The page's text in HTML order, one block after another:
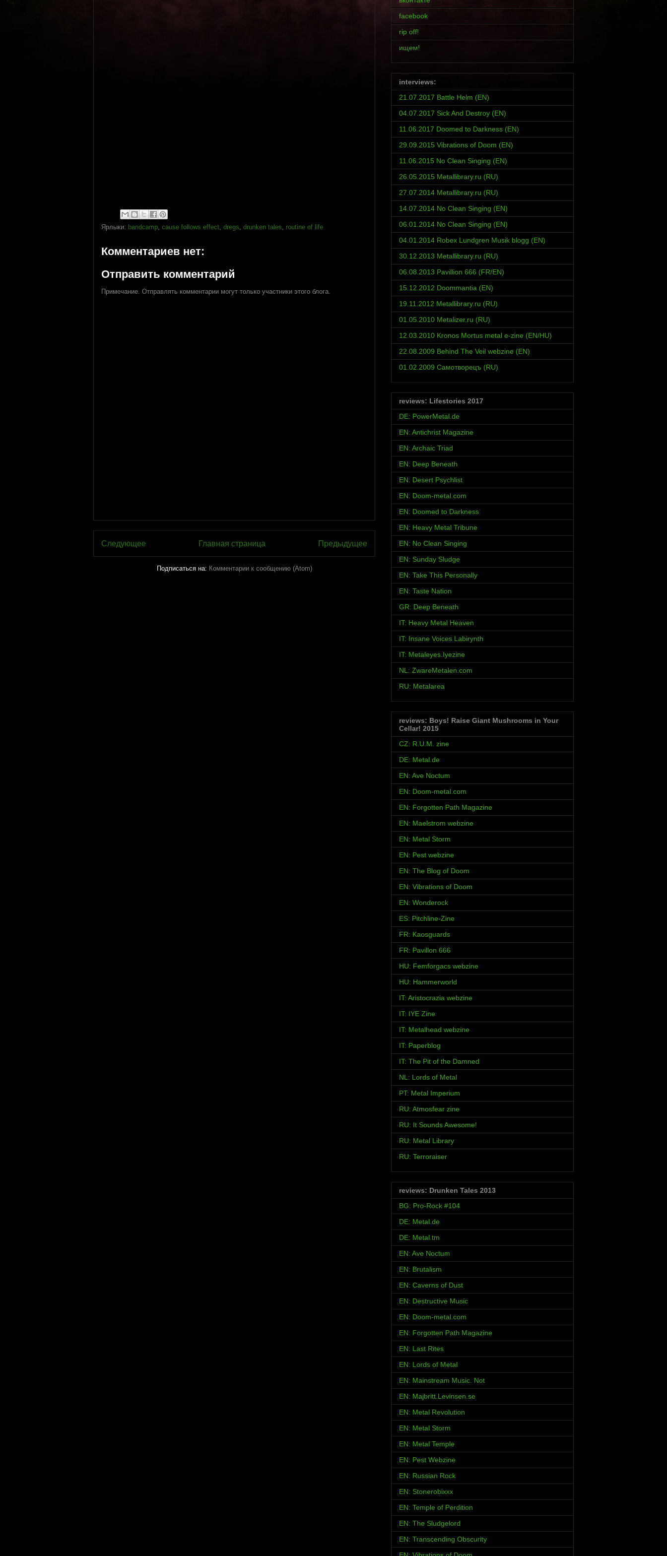
Ярлыки: bandcamp, cause follows effect, dregs, drunken tales, routine of life
Комментариев нет:
Отправить комментарий
Примечание. Отправлять комментарии могут только участники этого блога.
Следующее Предыдущее
Главная страница
Подписаться на: Комментарии к сообщению (Atom)
facebook
rip off!
ищем!
interviews:
21.07.2017 Battle Helm (EN)
04.07.2017 Sick And Destroy (EN)
11.06.2017 Doomed to Darkness (EN)
29.09.2015 Vibrations of Doom (EN)
11.06.2015 No Clean Singing (EN)
26.05.2015 Metallibrary.ru (RU)
27.07.2014 Metallibrary.ru (RU)
14.07.2014 No Clean Singing (EN)
06.01.2014 No Clean Singing (EN)
04.01.2014 Robex Lundgren Musik blogg (EN)
30.12.2013 Metallibrary.ru (RU)
06.08.2013 Pavillion 666 (FR/EN)
15.12.2012 Doommantia (EN)
19.11.2012 Metallibrary.ru (RU)
01.05.2010 Metalizer.ru (RU)
12.03.2010 Kronos Mortus metal e-zine (EN/HU)
22.08.2009 Behind The Veil webzine (EN)
01.02.2009 Самотворецъ (RU)
reviews: Lifestories 2017
DE: PowerMetal.de
EN: Antichrist Magazine
EN: Archaic Triad
EN: Deep Beneath
EN: Desert Psychlist
EN: Doom-metal.com
EN: Doomed to Darkness
EN: Heavy Metal Tribune
EN: No Clean Singing
EN: Sunday Sludge
EN: Take This Personally
EN: Taste Nation
GR: Deep Beneath
IT: Heavy Metal Heaven
IT: Insane Voices Labirynth
IT: Metaleyes.Iyezine
NL: ZwareMetalen.com
RU: Metalarea
reviews: Boys! Raise Giant Mushrooms in Your
Cellar! 2015
CZ: R.U.M. zine
DE: Metal.de
EN: Ave Noctum
EN: Doom-metal.com
EN: Forgotten Path Magazine
EN: Maelstrom webzine
EN: Metal Storm
EN: Pest webzine
EN: The Blog of Doom
EN: Vibrations of Doom
EN: Wonderock
ES: Pitchline-Zine
FR: Kaosguards
FR: Pavillon 666
HU: Femforgacs webzine
HU: Hammerworld
IT: Aristocrazia webzine
IT: IYE Zine
IT: Metalhead webzine
IT: Paperblog
IT: The Pit of the Damned
NL: Lords of Metal
PT: Metal Imperium
RU: Atmosfear zine
RU: It Sounds Awesome!
RU: Metal Library
RU: Terroraiser
reviews: Drunken Tales 2013
BG: Pro-Rock #104
DE: Metal.de
DE: Metal.tm
EN: Ave Noctum
EN: Brutalism
EN: Caverns of Dust
EN: Destructive Music
EN: Doom-metal.com
EN: Forgotten Path Magazine
EN: Last Rites
EN: Lords of Metal
EN: Mainstream Music. Not
EN: Majbritt.Levinsen.se
EN: Metal Revolution
EN: Metal Storm
EN: Metal Temple
EN: Pest Webzine
EN: Russian Rock
EN: Stonerobixxx
EN: Temple of Perdition
EN: The Sludgelord
EN: Transcending Obscurity